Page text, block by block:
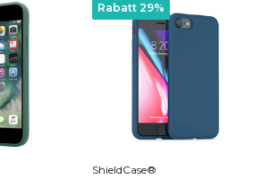
Rabatt 29%
ShieldCase®